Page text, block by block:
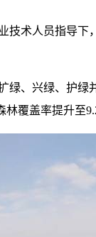
术人员指导
、兴绿、护
覆盖率提升至